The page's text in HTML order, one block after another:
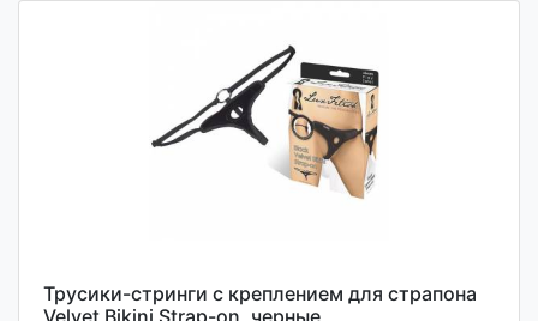
Трусики-стринги с креплением для страпона
Velvet Bikini Strap-on, черные